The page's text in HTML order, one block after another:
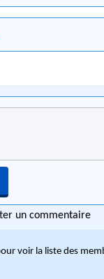
un commentaire
voir la liste des